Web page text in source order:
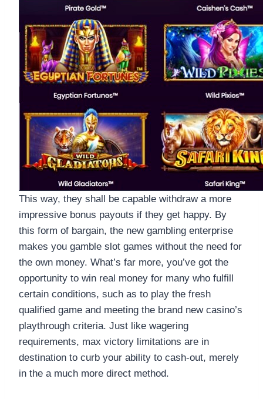
This way, they shall be capable withdraw a more
impressive bonus payouts if they get happy. By
this form of bargain, the new gambling enterprise
makes you gamble slot games without the need for
the own money. What’s far more, you’ve got the
opportunity to win real money for many who fulfill
certain conditions, such as to play the fresh
qualified game and meeting the brand new casino’s
playthrough criteria. Just like wagering
requirements, max victory limitations are in
destination to curb your ability to cash-out, merely
in the a much more direct method.